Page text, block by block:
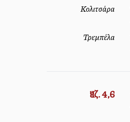
Κολιτσάρα
Τρεμπέλα
Ἰεζ. 4,6